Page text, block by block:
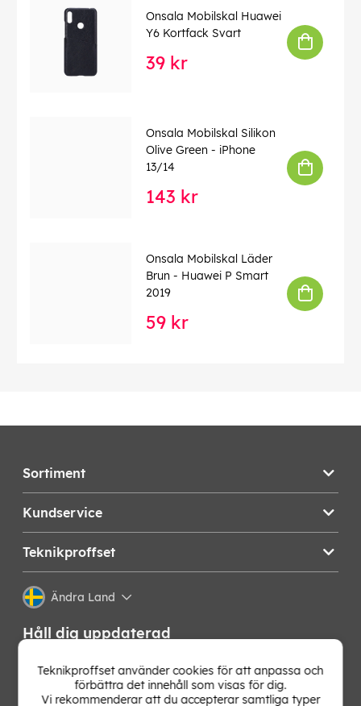
Onsala Mobilskal Huawei
Y6 Kortfack Svart
39 kr
Onsala Mobilskal Silikon
Olive Green - iPhone
13/14
143 kr
Onsala Mobilskal Läder
Brun - Huawei P Smart
2019
59 kr
Sortiment
Kundservice
Teknikproffset
Ändra Land
Håll dig uppdaterad
Få de senaste nyheterna, hetaste erbjudandena och
bästa tipsen från oss direkt i din mejlkorg. Signa upp på
vårt nyhetsbrev!
Teknikproffset använder cookies för att anpassa och
förbättra det innehåll som visas för dig.
Vi rekommenderar att du accepterar samtliga typer